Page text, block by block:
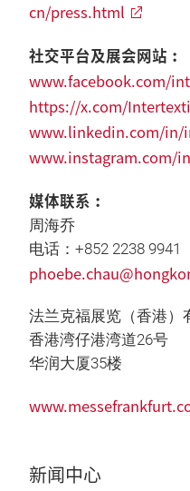
cn/press.html
社交平台及展会网站︰
www.facebook.com/
https://x.com/
www.linkedin.com/in/
www.instagram.com/
媒体联系︰
周海乔
电话：+852 2238 9941
法兰克福展览（香港）
香港湾仔港湾道26号
华润大厦35楼
新闻中心